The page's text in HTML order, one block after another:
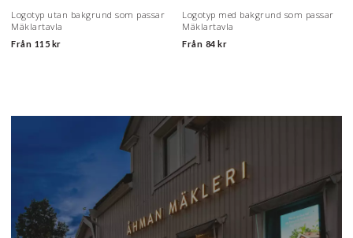
Logotyp utan bakgrund som passar
Mäklartavla
Från 115 kr
Logotyp med bakgrund som passar
Mäklartavla
Från 84 kr